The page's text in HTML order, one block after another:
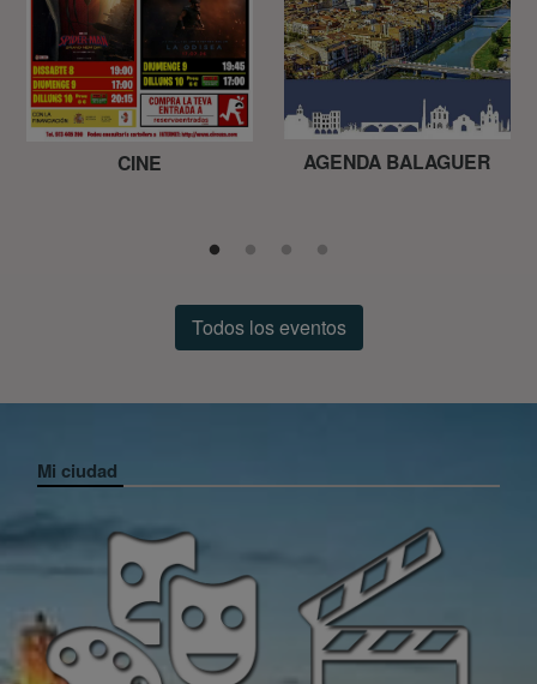
CINE AGENDA BALAGUER
Todos los eventos
Mi ciudad